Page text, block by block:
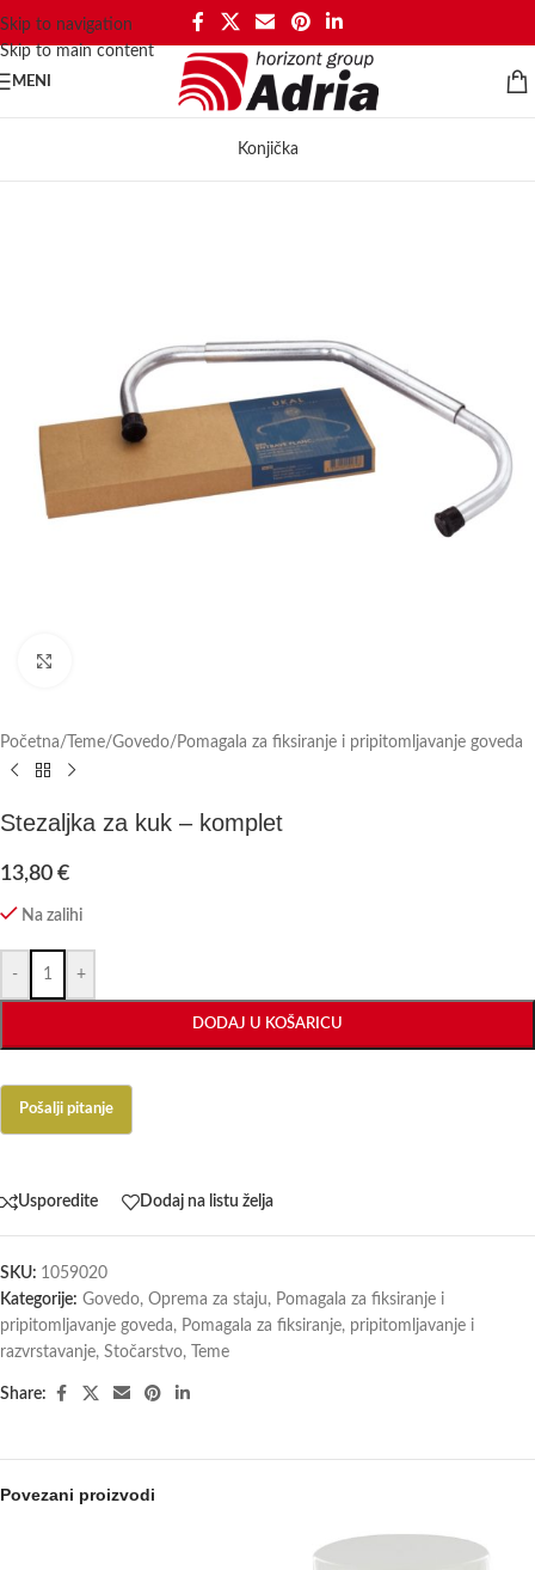
Skip to navigation
Skip to main content
MENI
Konjička
Početna/ Teme/Govedo/ Pomagala za fiksiranje i pripitomljavanje goveda
Stezaljka za kuk – komplet
13,80 €
Na zalihi
- +
DODAJ U KOŠARICU
Usporedite Dodaj na listu želja
SKU: 1059020
Kategorije: Govedo, Oprema za staju, Pomagala za fiksiranje i
pripitomljavanje goveda, Pomagala za fiksiranje, pripitomljavanje i
razvrstavanje, Stočarstvo, Teme
Share:
Povezani proizvodi